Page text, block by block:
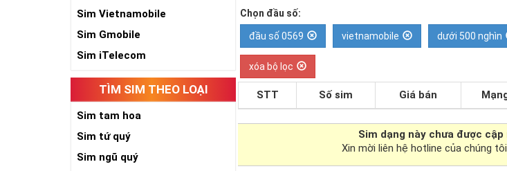
Sim Vietnamobile
Sim Gmobile
Sim iTelecom
TÌM SIM THEO LOẠI
Sim tam hoa
Sim tứ quý
Sim ngũ quý
Chọn đầu số:
đầu số 0569 vietnamobile dưới 500 nghìn
xóa bộ lọc
STT Số sim Giá bán
Sim dạng này chưa được cập
Xin mời liên hệ hotline của chúng